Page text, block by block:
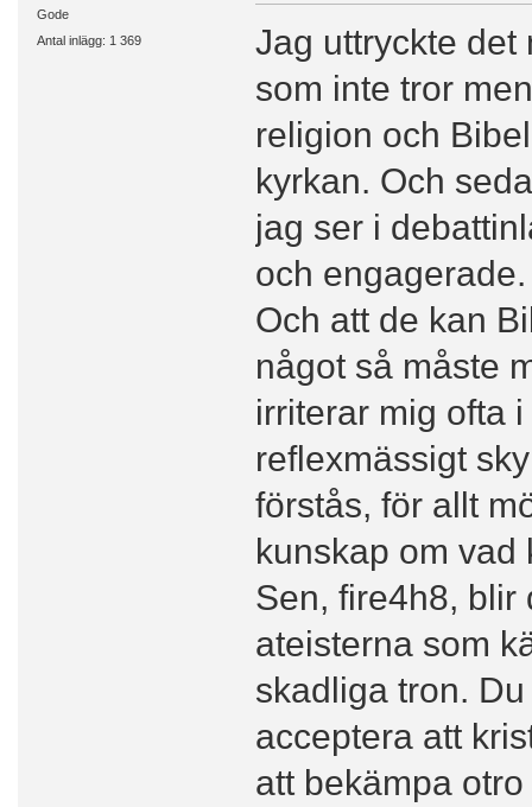
Gode
Antal inlägg: 1 369
Jag uttryckte det
som inte tror
religion och
kyrkan. Och
jag ser i
och engagerade.
Och att de kan
något så måste
irriterar mig ofta
reflexmässigt
förstås, för allt
kunskap om vad
Sen, fire4h8, blir
ateisterna som
skadliga tron.
acceptera att
att bekämpa